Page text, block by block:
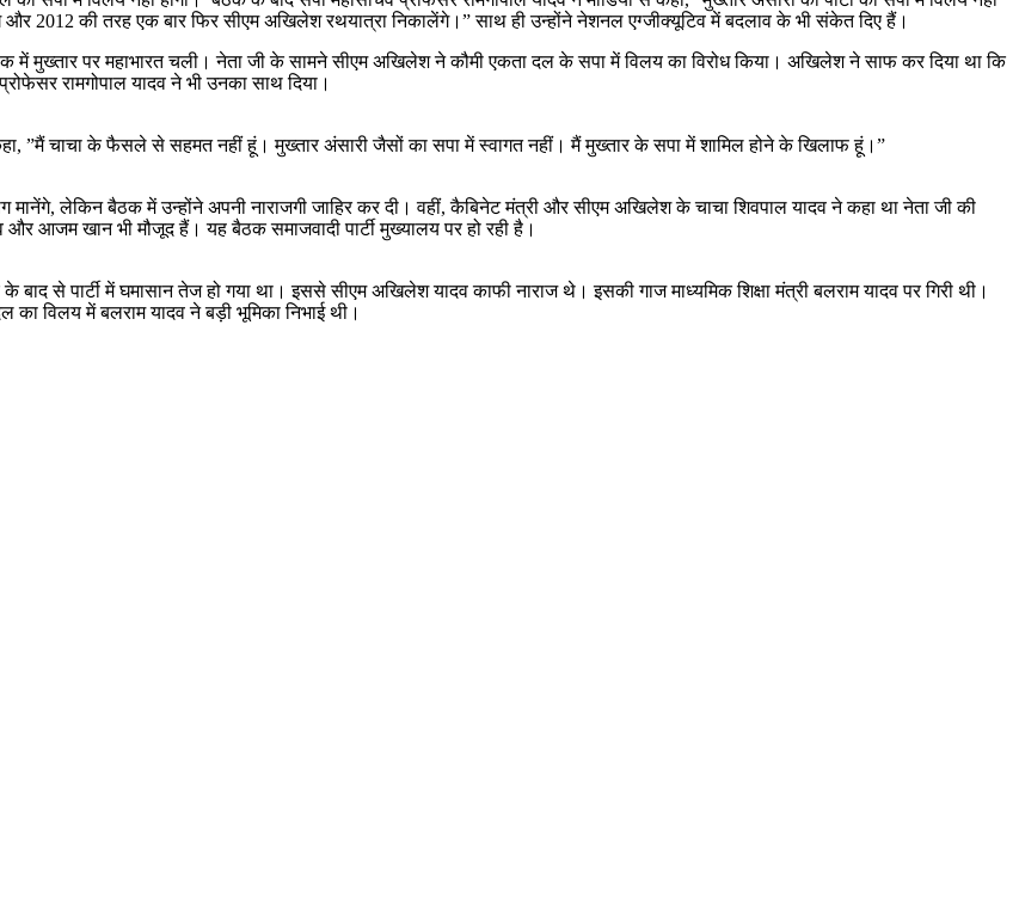
और 2012 की तरह एक बार फिर सीएम अखिलेश रथयात्रा निकालेंगे।” साथ ही उन्होंने नेशनल एग्जीक्यूटिव में बदलाव के भी संकेत दिए हैं।
में मुख्तार पर महाभारत चली। नेता जी के सामने सीएम अखिलेश ने कौमी एकता दल के सपा में विलय का विरोध किया। अखिलेश ने साफ कर दिया था कि
रामगोपाल यादव ने भी उनका साथ दिया।
”मैं चाचा के फैसले से सहमत नहीं हूं। मुख्तार अंसारी जैसों का सपा में स्वागत नहीं। मैं मुख्तार के सपा में शामिल होने के खिलाफ हूं।”
लेकिन बैठक में उन्होंने अपनी नाराजगी जाहिर कर दी। वहीं, कैबिनेट मंत्री और सीएम अखिलेश के चाचा शिवपाल यादव ने कहा था नेता जी की
आजम खान भी मौजूद हैं। यह बैठक समाजवादी पार्टी मुख्यालय पर हो रही है।
बाद से पार्टी में घमासान तेज हो गया था। इससे सीएम अखिलेश यादव काफी नाराज थे। इसकी गाज माध्यमिक शिक्षा मंत्री बलराम यादव पर गिरी थी।
का विलय में बलराम यादव ने बड़ी भूमिका निभाई थी।